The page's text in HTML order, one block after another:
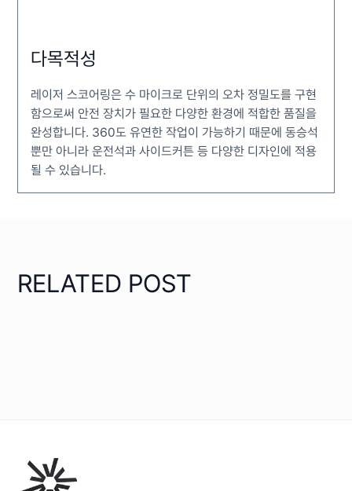
다목적성
레이저 스코어링은 수 마이크로 단위의 오차 정밀도를 구현
함으로써 안전 장치가 필요한 다양한 환경에 적합한 품질을
완성합니다. 360도 유연한 작업이 가능하기 때문에 동승석
뿐만 아니라 운전석과 사이드커튼 등 다양한 디자인에 적용
될 수 있습니다.
RELATED POST